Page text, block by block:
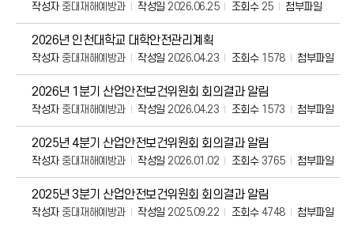
안전신문고
자료실
작성자중대재해예방과 작성일 2026.06.25 조회수25 첨부파일
2026년 인천대학교 대학안전관리계획
작성자중대재해예방과 작성일 2026.04.23 조회수1578 첨부파일
2026년 1분기 산업안전보건위원회 회의결과 알림
작성자중대재해예방과 작성일 2026.04.23 조회수1573 첨부파일
2025년 4분기 산업안전보건위원회 회의결과 알림
작성자중대재해예방과 작성일 2026.01.02 조회수3765 첨부파일
2025년 3분기 산업안전보건위원회 회의결과 알림
작성자중대재해예방과 작성일 2025.09.22 조회수4748 첨부파일